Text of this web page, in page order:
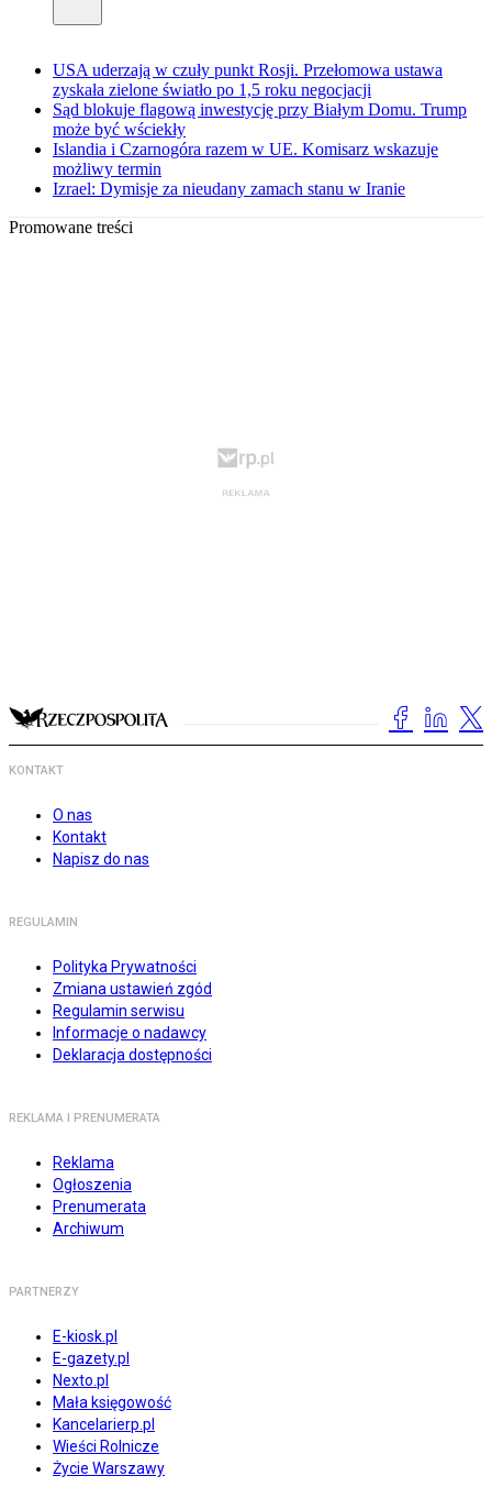
USA uderzają w czuły punkt Rosji. Przełomowa ustawa
zyskała zielone światło po 1,5 roku negocjacji
Sąd blokuje flagową inwestycję przy Białym Domu. Trump
może być wściekły
Islandia i Czarnogóra razem w UE. Komisarz wskazuje
możliwy termin
Izrael: Dymisje za nieudany zamach stanu w Iranie
Promowane treści
KONTAKT
O nas
Kontakt
Napisz do nas
REGULAMIN
Polityka Prywatności
Zmiana ustawień zgód
Regulamin serwisu
Informacje o nadawcy
Deklaracja dostępności
REKLAMA I PRENUMERATA
Reklama
Ogłoszenia
Prenumerata
Archiwum
PARTNERZY
E-kiosk.pl
E-gazety.pl
Nexto.pl
Mała księgowość
Kancelarierp.pl
Wieści Rolnicze
Życie Warszawy